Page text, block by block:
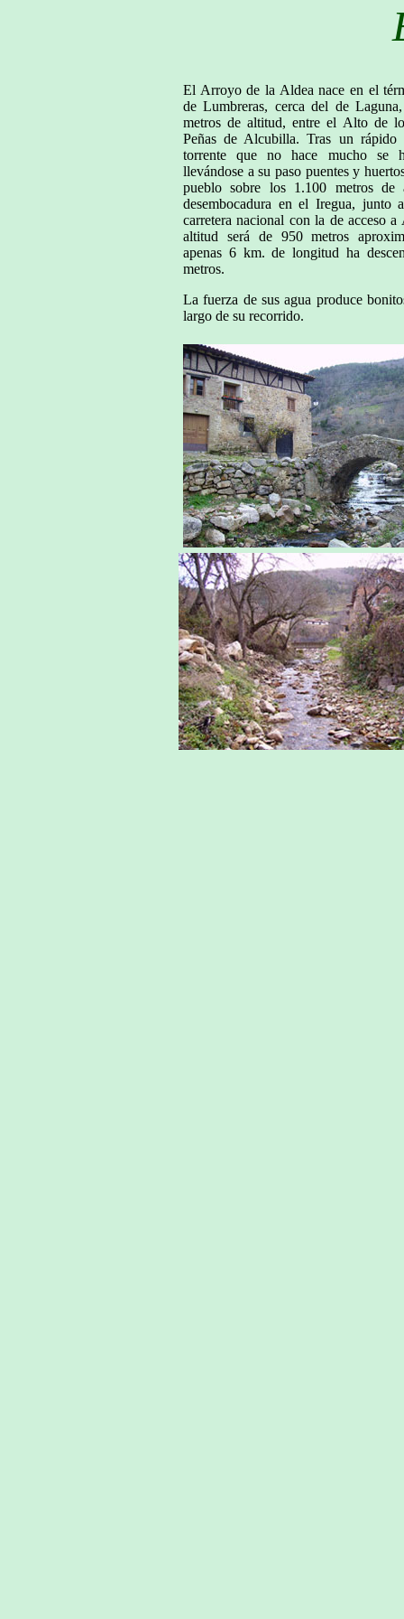
El Arroyo de la Aldea nace en el
de Lumbreras, cerca del de
metros de altitud, entre el Alto de
Peñas de Alcubilla. Tras un rápido
torrente que no hace mucho se
llevándose a su paso puentes y
pueblo sobre los 1.100 metros de
desembocadura en el Iregua, junto
carretera nacional con la de acceso a
altitud será de 950 metros
apenas 6 km. de longitud ha
metros.
La fuerza de sus agua produce
largo de su recorrido.